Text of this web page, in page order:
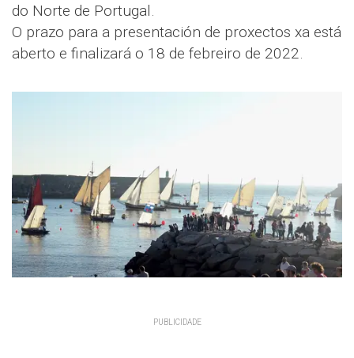
do Norte de Portugal.
O prazo para a presentación de proxectos xa está
aberto e finalizará o 18 de febreiro de 2022.